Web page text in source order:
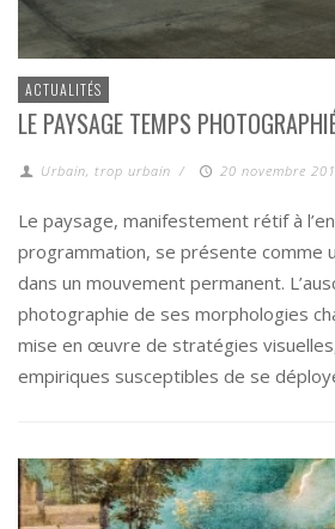
ACTUALITÉS
LE PAYSAGE TEMPS
Urbain, trop urbain / 20 novembre
Le paysage, manifestement rétif à
programmation, se présente comme
dans un mouvement permanent.
photographie de ses morphologies
mise en œuvre de stratégies
empiriques susceptibles de se